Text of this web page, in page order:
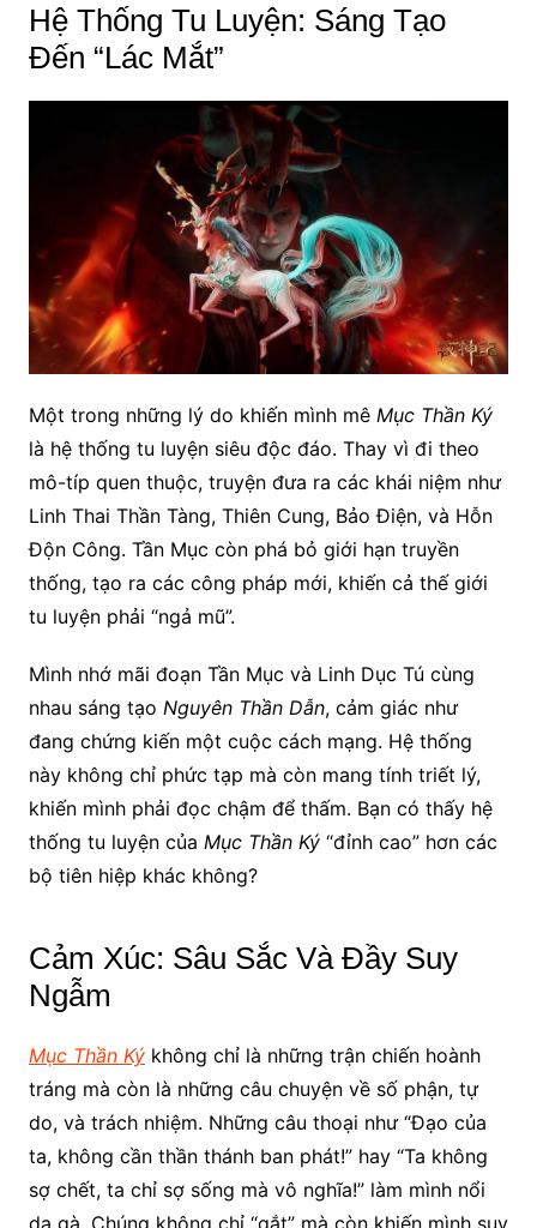
Hệ Thống Tu Luyện: Sáng Tạo
Đến “Lác Mắt”
Một trong những lý do khiến mình mê Mục Thần Ký
là hệ thống tu luyện siêu độc đáo. Thay vì đi theo
mô-típ quen thuộc, truyện đưa ra các khái niệm như
Linh Thai Thần Tàng, Thiên Cung, Bảo Điện, và Hỗn
Độn Công. Tần Mục còn phá bỏ giới hạn truyền
thống, tạo ra các công pháp mới, khiến cả thế giới
tu luyện phải “ngả mũ”.
Mình nhớ mãi đoạn Tần Mục và Linh Dục Tú cùng
nhau sáng tạo Nguyên Thần Dẫn, cảm giác như
đang chứng kiến một cuộc cách mạng. Hệ thống
này không chỉ phức tạp mà còn mang tính triết lý,
khiến mình phải đọc chậm để thấm. Bạn có thấy hệ
thống tu luyện của Mục Thần Ký“đỉnh cao” hơn các
bộ tiên hiệp khác không?
Cảm Xúc: Sâu Sắc Và Đầy Suy
Ngẫm
Mục Thần Kýkhông chỉ là những trận chiến hoành
tráng mà còn là những câu chuyện về số phận, tự
do, và trách nhiệm. Những câu thoại như “Đạo của
ta, không cần thần thánh ban phát!” hay “Ta không
sợ chết, ta chỉ sợ sống mà vô nghĩa!” làm mình nổi
da gà. Chúng không chỉ “gắt” mà còn khiến mình suy